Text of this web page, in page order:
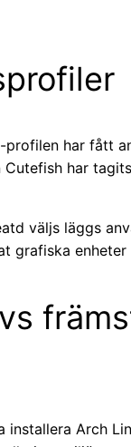
profilen har fått
Cutefish har
väljs läggs
enheter
Arch